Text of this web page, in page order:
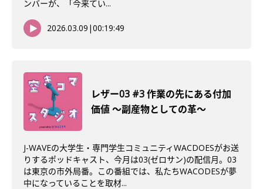
ンバーが、「今来てい...
2026.03.09 |00:19:49
レザー03 #3 作業の先にある付加
価値 〜副産物としての革〜
J-WAVEの大学生・専門学生コミュニティWACDOESがお送
りするポッドキャスト、今月は03(ゼロサン)の配信月。03
は東京の市外局番。この番組では、私たちWACODESが夢
中になっていることを取材...